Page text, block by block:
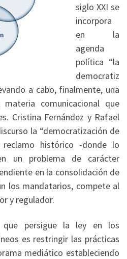
siglo XXI se
incorpora
en la
agenda
política “la
democratiz
a cabo, finalmente, una
comunicacional que
Cristina Fernández y Rafael
la “democratización de
histórico -donde lo
un problema de carácter
en la consolidación de
los mandatarios, compete al
y regulador.
persigue la ley en los
es restringir las prácticas
mediático estableciendo